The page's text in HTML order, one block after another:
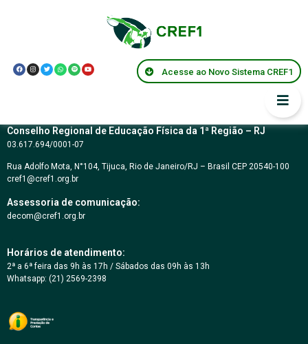
Acesse ao Novo Sistema CREF1
CONCORRÊNCIA
01/2014
Conselho Regional de Educação Física da 1ª Região – RJ
03.617.694/0001-07
Rua Adolfo Mota, N°104, Tijuca, Rio de Janeiro/RJ – Brasil CEP 20540-100
cref1@cref1.org.br
Assessoria de comunicação:
decom@cref1.org.br
Horários de atendimento:
2ª a 6ª feira das 9h às 17h / Sábados das 09h às 13h
Whatsapp: (21) 2569-2398